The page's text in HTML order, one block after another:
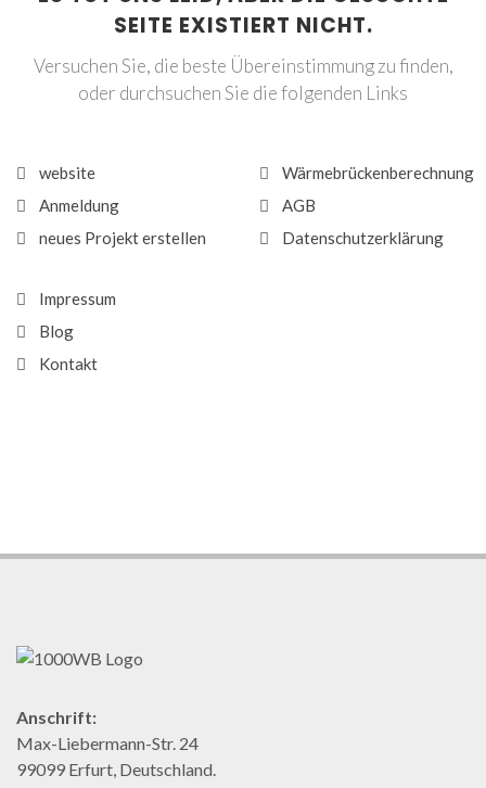
SEITE EXISTIERT NICHT.
Versuchen Sie, die beste Übereinstimmung zu finden,
oder durchsuchen Sie die folgenden Links
website
Anmeldung
neues Projekt erstellen
Wärmebrückenberechnung
AGB
Datenschutzerklärung
Impressum
Blog
Kontakt
Anschrift:
Max-Liebermann-Str. 24
99099 Erfurt, Deutschland.